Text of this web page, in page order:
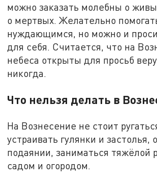
можно заказать молебны о
о мертвых. Желательно
нуждающимся, но можно и
для себя. Считается, что на
небеса открыты для просьб
никогда.
Что нельзя делать в
На Вознесение не стоит
устраивать гулянки и застолья,
подаянии, заниматься тяжёлой
садом и огородом.